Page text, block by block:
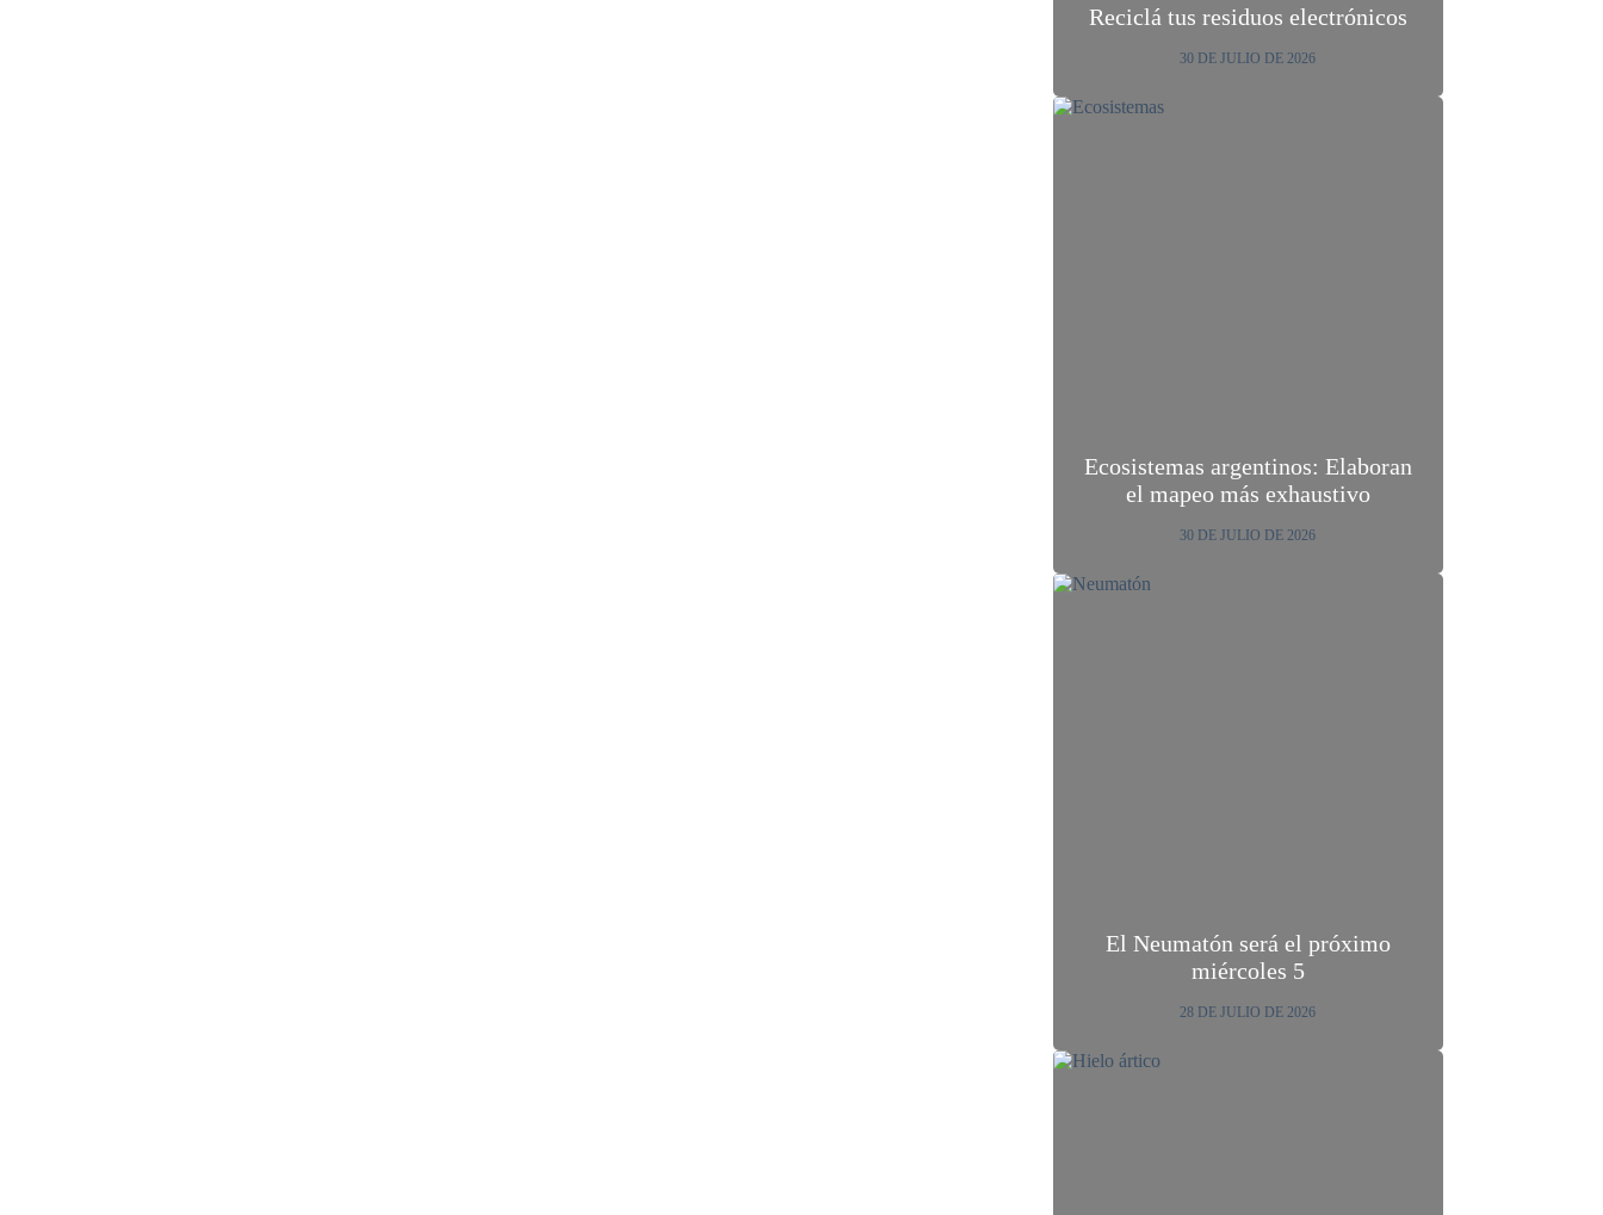
Reciclá tus residuos electrónicos
30 DE JULIO DE 2026
Ecosistemas argentinos: Elaboran
el mapeo más exhaustivo
30 DE JULIO DE 2026
El Neumatón será el próximo
miércoles 5
28 DE JULIO DE 2026